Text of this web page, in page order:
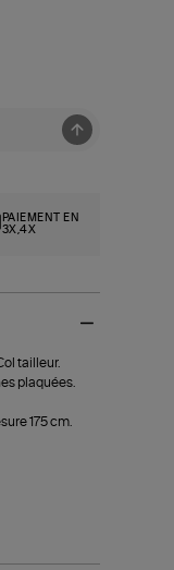
PAIEMENT EN
3X,4X
tailleur.
plaquées.
175 cm.